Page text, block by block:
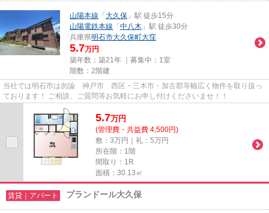
山陽本線 「 大久保 」駅 徒歩15分
山陽電鉄本線 「 中八木 」駅 徒歩30分
兵庫県明石市大久保町大窪
5.7万円
築年数：築21年 ｜募集中： 1室
階数：2階建
当社では明石市は勿論 神戸市 西区・三木市・加古郡等幅広く物件を取り扱っ
ております！ ご相談、ご質問等お気軽にお申し付けくださいませ！！
5.7万円
(管理費・共益費 4,500円)
敷：3万円｜礼：5万円
所在階：1階
間取り：1R
面積：30.13㎡
賃貸｜アパート プランドール大久保